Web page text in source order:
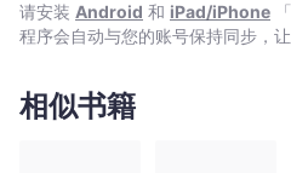
请安装 Android 和 iPad/iPhone
程序会自动与您的账号保持同步，
相似书籍